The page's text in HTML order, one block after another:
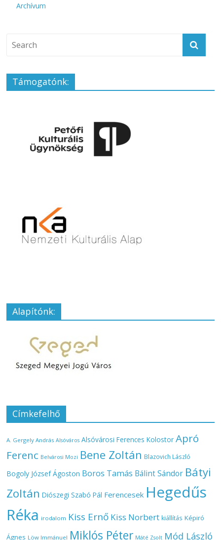
Archívum
Támogatónk:
Alapítónk:
Címkefelhő
A. Gergely András Alsóváros Alsóvárosi Ferences Kolostor Apró
Ferenc Belvárosi Mozi Bene Zoltán Blazovich László
Bogoly József Ágoston Boros Tamás Bálint Sándor Bátyi
Zoltán Diószegi Szabó Pál Ferencesek Hegedűs
Réka irodalom Kiss Ernő Kiss Norbert kiállítás Képiró
Ágnes Löw Immánuel Miklós Péter Máté Zsolt Mód László